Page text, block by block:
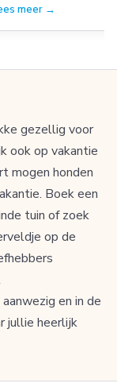
meer →
gezellig voor
ook op vakantie
mogen honden
Boek een
tuin of zoek
op de
en in de
jullie heerlijk